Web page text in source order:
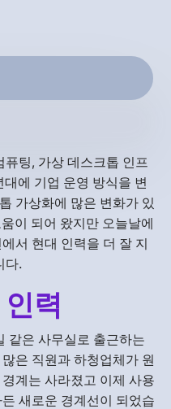
팅, 가상 데스크톱 인프
에 기업 운영 방식을 변
가상화에 많은 변화가 있
이 되어 왔지만 오늘날에
서 현대 인력을 더 잘 지
다.
력
같은 사무실로 출근하는
은 직원과 하청업체가 원
계는 사라졌고 이제 사용
새로운 경계선이 되었습